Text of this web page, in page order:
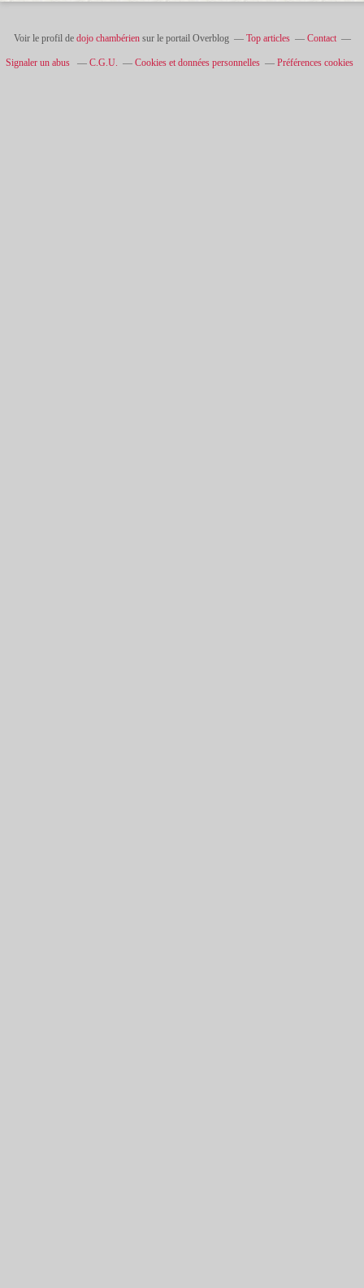
Voir le profil de dojo chambériensur le portail Overblog Top articles Contact
Signaler un abus C.G.U. Cookies et données personnelles Préférences cookies